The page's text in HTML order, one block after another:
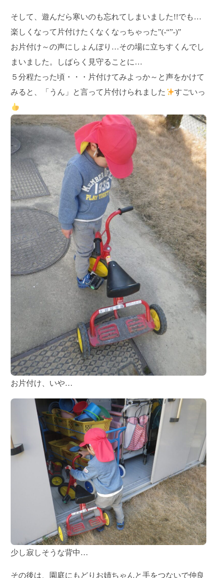
そして、遊んだら寒いのも忘れてしまいました!!でも…
楽しくなって片付けたくなくなっちゃった”(-“”-)”
お片付け～の声にしょんぼり…その場に立ちすくんでし
まいました。しばらく見守ることに…
５分程たった頃・・・片付けてみよっか～と声をかけて
みると、「うん」と言って片付けられました
すごいっ
お片付け、いや…
少し寂しそうな背中…
その後は、園庭にもどりお姉ちゃんと手をつないで仲良